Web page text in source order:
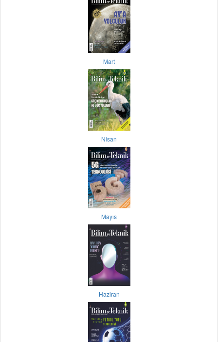
Mart
Nisan
Mayıs
Haziran